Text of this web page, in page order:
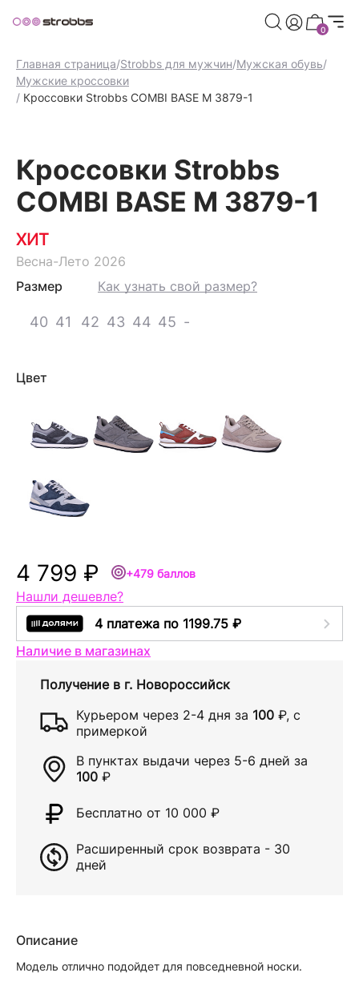
баллов при регистрации Дарим 500
0
Главная страница/Strobbs для мужчин/Мужская обувь/
Мужские кроссовки
/ Кроссовки Strobbs COMBI BASE M 3879-1
Кроссовки Strobbs
COMBI BASE M 3879-1
ХИТ
Весна-Лето 2026
Размер
Как узнать свой размер?
40 41 42 43 44 45 -
Цвет
4 799 ₽ +479 баллов
Нашли дешевле?
4 платежа по 1199.75 ₽
Наличие в магазинах
Получение в г. Новороссийск
Курьером через 2-4 дня за 100 ₽, с
примеркой
В пунктах выдачи через 5-6 дней за
100 ₽
Бесплатно от 10 000 ₽
Расширенный срок возврата - 30
дней
Описание
Модель отлично подойдет для повседневной носки.